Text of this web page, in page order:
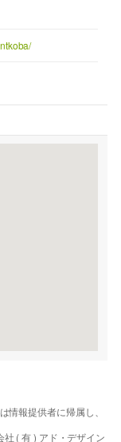
情報提供者に帰属し、
社 ( 有 ) アド・デザイン